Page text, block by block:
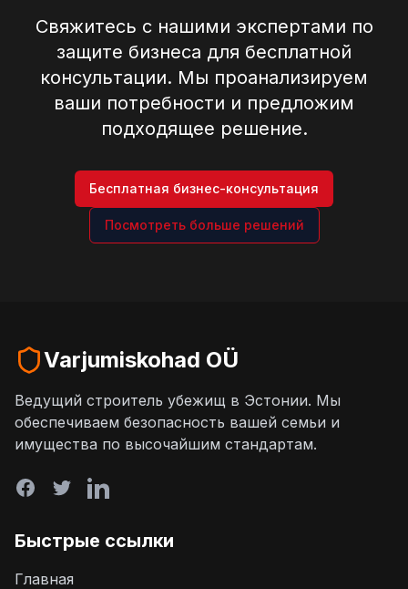
Свяжитесь с нашими экспертами по
защите бизнеса для бесплатной
консультации. Мы проанализируем
ваши потребности и предложим
подходящее решение.
Бесплатная бизнес-консультация
Посмотреть больше решений
Varjumiskohad OÜ
Ведущий строитель убежищ в Эстонии. Мы
обеспечиваем безопасность вашей семьи и
имущества по высочайшим стандартам.
Быстрые ссылки
Главная